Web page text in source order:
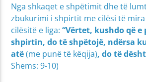
Nga shkaqet e shpëtimit dhe të
zbukurimi i shpirtit me cilësi të
cilësitë e liga:“Vërtet, kushdo që e
shpirtin, do të shpëtojë, ndërsa
atë(me punë të këqija), do të
Shems: 9-10)